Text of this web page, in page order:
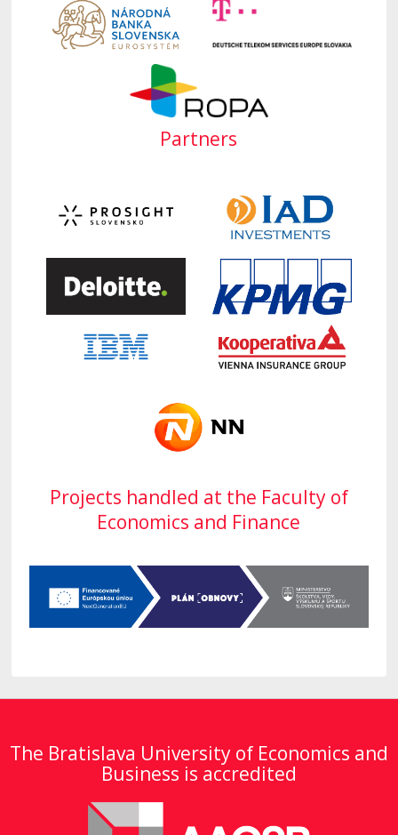
Partners
Projects handled at the Faculty of
Economics and Finance
The Bratislava University of Economics and
Business is accredited